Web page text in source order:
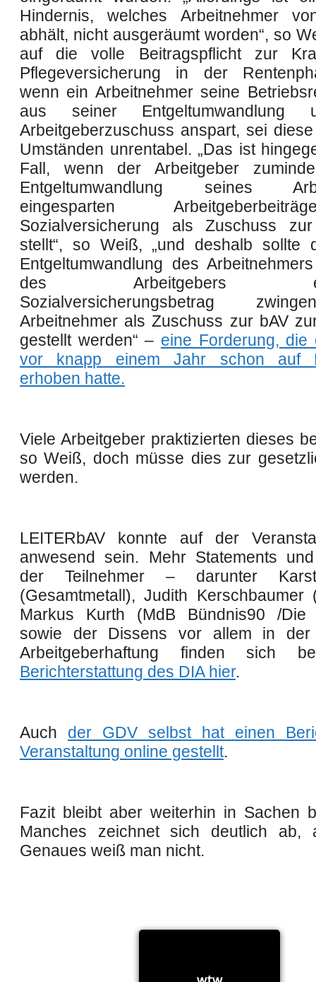
Hindernis, welches Arbeitnehmer
abhält, nicht ausgeräumt worden“, so
auf die volle Beitragspflicht zur
Pflegeversicherung in der
wenn ein Arbeitnehmer seine
aus seiner Entgeltumwandlung
Arbeitgeberzuschuss anspart, sei
Umständen unrentabel. „Das ist
Fall, wenn der Arbeitgeber
Entgeltumwandlung seines
eingesparten
Sozialversicherung als Zuschuss
stellt“, so Weiß, „und deshalb sollte
Entgeltumwandlung des
des Arbeitgebers
Sozialversicherungsbetrag
Arbeitnehmer als Zuschuss zur bAV
gestellt werden“ – eine Forderung, die
vor knapp einem Jahr schon auf
erhoben hatte.
Viele Arbeitgeber praktizierten dieses
so Weiß, doch müsse dies zur
werden.
LEITERbAV konnte auf der
anwesend sein. Mehr Statements
der Teilnehmer – darunter
(Gesamtmetall), Judith Kerschbaumer
Markus Kurth (MdB Bündnis90 /
sowie der Dissens vor allem in
Arbeitgeberhaftung finden sich
Berichterstattung des DIA hier.
Auch der GDV selbst hat einen
Veranstaltung online gestellt.
Fazit bleibt aber weiterhin in Sachen
Manches zeichnet sich deutlich ab,
Genaues weiß man nicht.